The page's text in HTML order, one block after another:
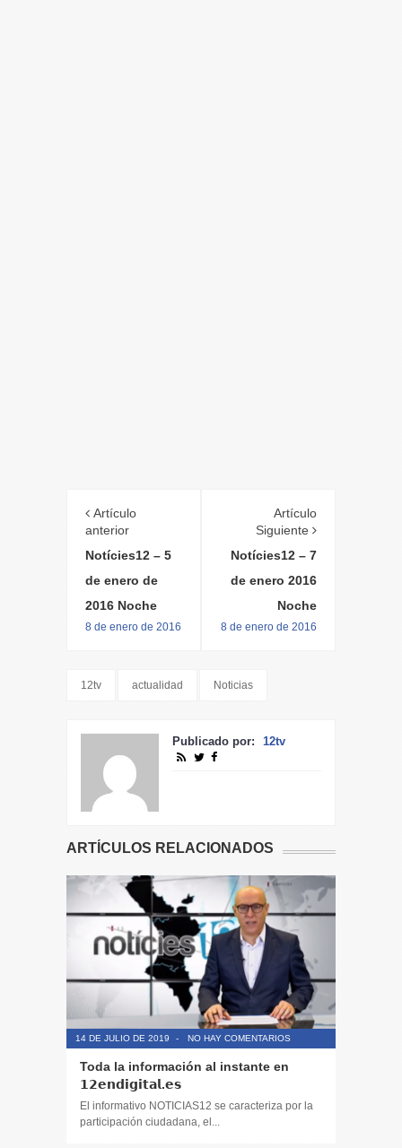
Artículo
anterior
Notícies12 – 5
de enero de
2016 Noche
8 de enero de 2016
Artículo
Siguiente
Notícies12 – 7
de enero 2016
Noche
8 de enero de 2016
12tv actualidad Noticias
Publicado por: 12tv
ARTÍCULOS RELACIONADOS
14 DE JULIO DE 2019 - NO HAY COMENTARIOS
Toda la información al instante en
𝟭𝟮𝗲𝗻𝗱𝗶𝗴𝗶𝘁𝗮𝗹.𝗲𝘀
El informativo NOTICIAS12 se caracteriza por la
participación ciudadana, el...